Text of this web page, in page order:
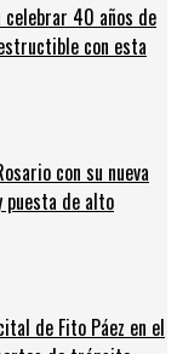
celebrar 40 años de
con esta
con su nueva
puesta de alto
de Fito Páez en el